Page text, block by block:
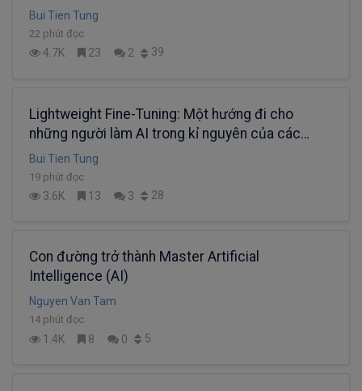
Super Large Models (Phần 1)
Bui Tien Tung
22 phút đọc
4.7K 23 2 39
Lightweight Fine-Tuning: Một hướng đi cho
những người làm AI trong kỉ nguyên của các
Super Large Models (Phần 2)
Bui Tien Tung
19 phút đọc
3.6K 13 3 28
Con đường trở thành Master Artificial
Intelligence (AI)
Nguyen Van Tam
14 phút đọc
1.4K 8 0 5